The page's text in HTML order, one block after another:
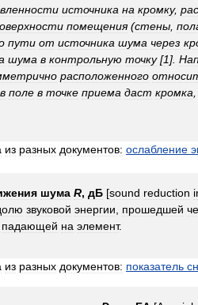
источника на кромку,
помещения(стены
пути от источника шума через
шума в контрольную точку[1].
расположенного
в поле в точке приема даст кромка
из разных документов: ослабление
шума R, дБ [sound reduction
звуковой энергии прошедшей
падающей на элемент.
из разных документов: показатель